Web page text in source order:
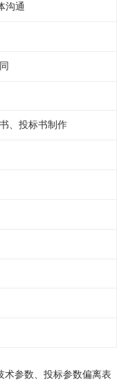
沟通
、投标书制作
术参数、投标参数偏离表